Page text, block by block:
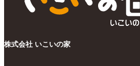
株式会社 いこいの家